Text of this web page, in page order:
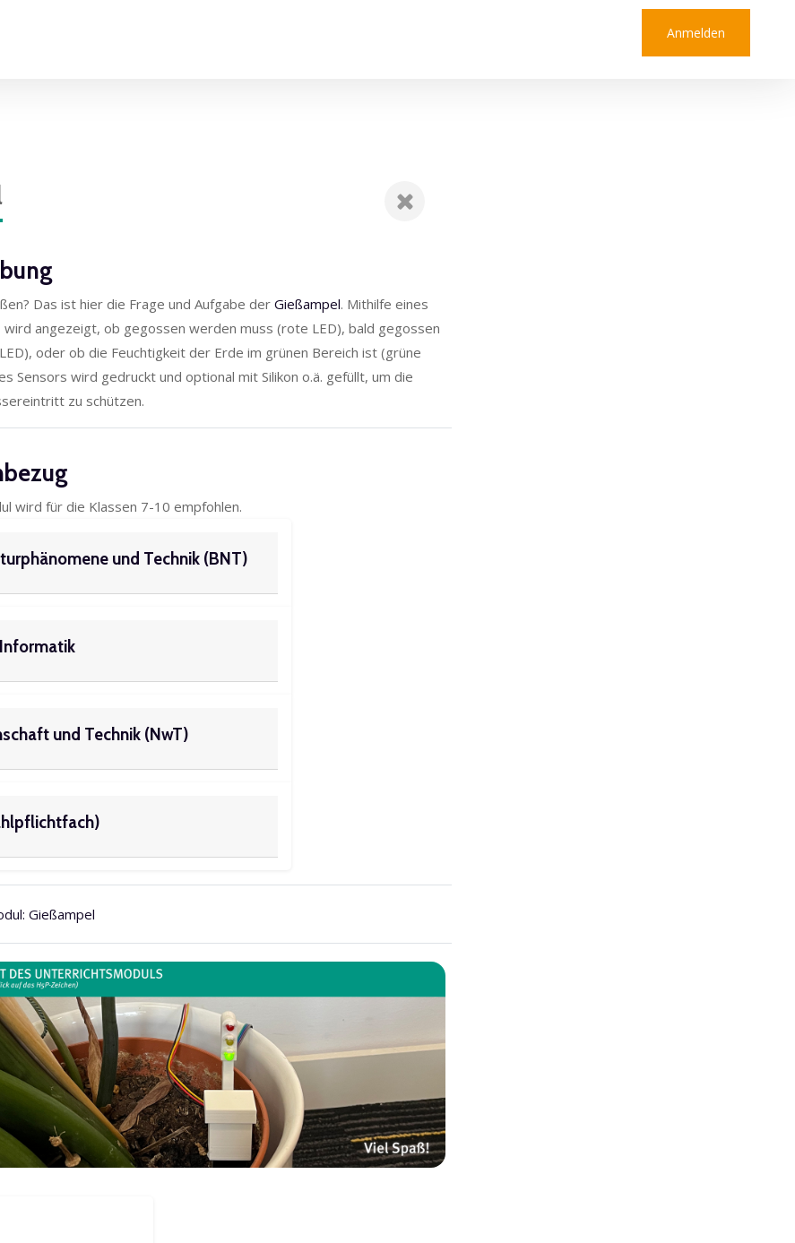
Anmelden
Das ist hier die Frage und Aufgabe der Gießampel. Mithilfe eines
wird angezeigt, ob gegossen werden muss (rote LED), bald gegossen
oder ob die Feuchtigkeit der Erde im grünen Bereich ist (grüne
Sensors wird gedruckt und optional mit Silikon o.ä. gefüllt, um die
zu schützen.
wird für die Klassen 7-10 empfohlen.
und Technik (BNT)
und Technik (NwT)
Gießampel